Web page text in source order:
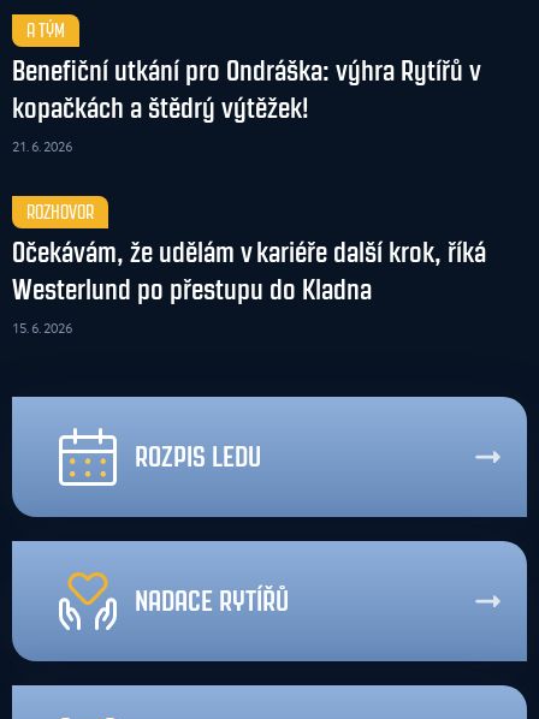
A TÝM
Benefiční utkání pro Ondráška: výhra Rytířů v
kopačkách a štědrý výtěžek!
21. 6. 2026
ROZHOVOR
Očekávám, že udělám v kariéře další krok, říká
Westerlund po přestupu do Kladna
15. 6. 2026
ROZPIS LEDU
NADACE RYTÍŘŮ